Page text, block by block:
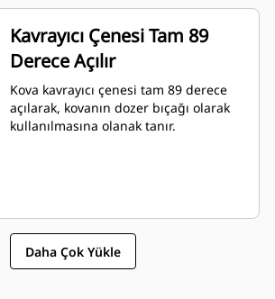
Kavrayıcı Çenesi Tam 89
Derece Açılır
Kova kavrayıcı çenesi tam 89 derece
açılarak, kovanın dozer bıçağı olarak
kullanılmasına olanak tanır.
Daha Çok Yükle